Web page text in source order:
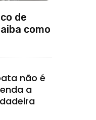
de
como
não é
a